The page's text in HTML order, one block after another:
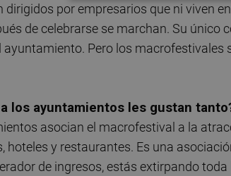
dirigidos por empresarios que ni viven
de celebrarse se marchan. Su
ayuntamiento. Pero los macrofestivales
los ayuntamientos les gustan
asocian el macrofestival a la
hoteles y restaurantes. Es una
de ingresos, estás extirpando